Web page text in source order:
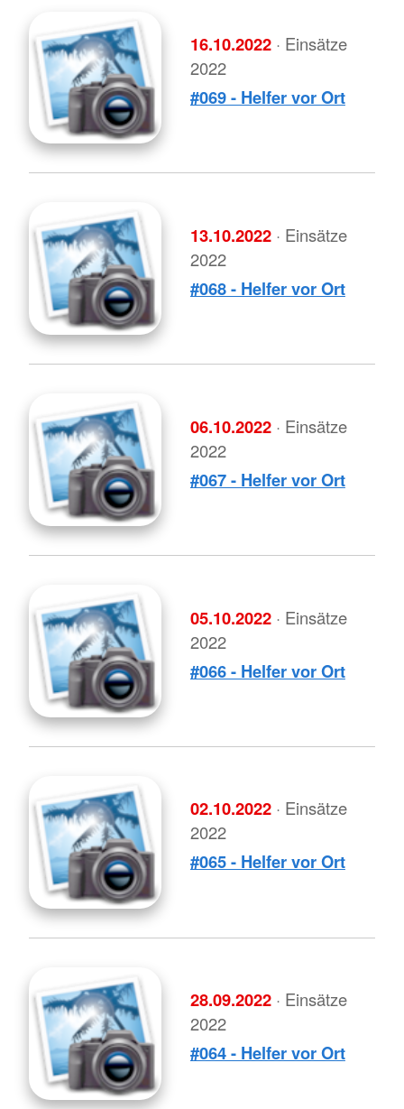
16.10.2022 · Einsätze
2022
#069 - Helfer vor Ort
13.10.2022 · Einsätze
2022
#068 - Helfer vor Ort
06.10.2022 · Einsätze
2022
#067 - Helfer vor Ort
05.10.2022 · Einsätze
2022
#066 - Helfer vor Ort
02.10.2022 · Einsätze
2022
#065 - Helfer vor Ort
28.09.2022 · Einsätze
2022
#064 - Helfer vor Ort